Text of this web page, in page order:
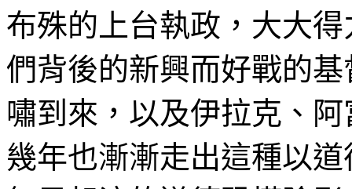
布殊的上台執政，大大
們背後的新興而好戰的
嘯到來，以及伊拉克、
幾年也漸漸走出這種以